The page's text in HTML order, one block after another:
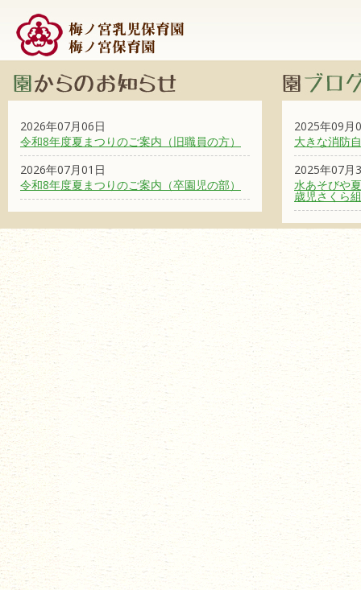
2026年07月06日
令和8年度夏まつりのご案内（旧職員の方）
2026年07月01日
令和8年度夏まつりのご案内（卒園児の部）
2025年09月
大きな消防
2025年07月
水あそびや
歳児さくら